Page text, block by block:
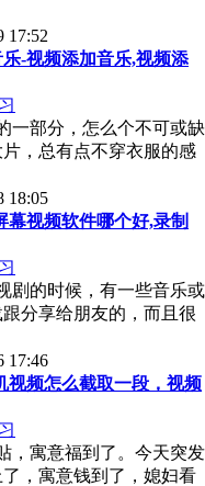
17:52
-视频添加音乐,视频添
部分，怎么个不可或缺
，总有点不穿衣服的感
18:05
视频软件哪个好,录制
的时候，有一些音乐或
分享给朋友的，而且很
17:46
视频怎么截取一段，视频
寓意福到了。今天突发
，寓意钱到了，媳妇看